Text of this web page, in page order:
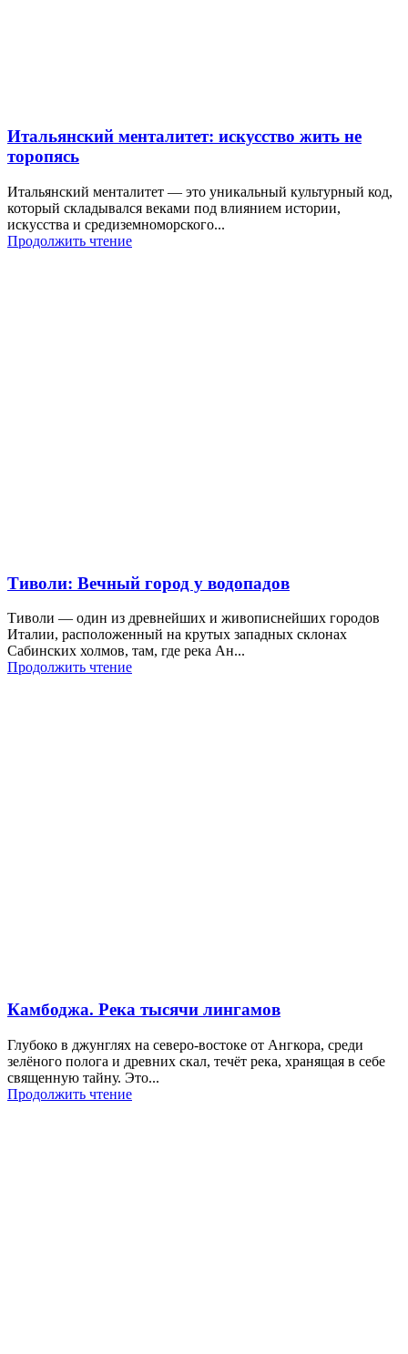
Итальянский менталитет: искусство жить не
торопясь
Итальянский менталитет — это уникальный культурный код,
который складывался веками под влиянием истории,
искусства и средиземноморского...
Продолжить чтение
Тиволи: Вечный город у водопадов
Тиволи — один из древнейших и живописнейших городов
Италии, расположенный на крутых западных склонах
Сабинских холмов, там, где река Ан...
Продолжить чтение
Камбоджа. Река тысячи лингамов
Глубоко в джунглях на северо-востоке от Ангкора, среди
зелёного полога и древних скал, течёт река, хранящая в себе
священную тайну. Это...
Продолжить чтение